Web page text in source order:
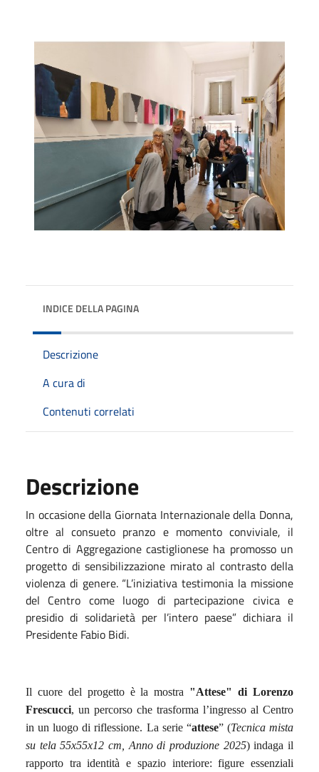
INDICE DELLA PAGINA
Descrizione
A cura di
Contenuti correlati
Descrizione
In occasione della Giornata Internazionale della Donna,
oltre al consueto pranzo e momento conviviale, il
Centro di Aggregazione castiglionese ha promosso un
progetto di sensibilizzazione mirato al contrasto della
violenza di genere. “L’iniziativa testimonia la missione
del Centro come luogo di partecipazione civica e
presidio di solidarietà per l’intero paese” dichiara il
Presidente Fabio Bidi.
Il cuore del progetto è la mostra "Attese" di Lorenzo
Frescucci, un percorso che trasforma l’ingresso al Centro
in un luogo di riflessione. La serie “attese” (Tecnica mista
su tela 55x55x12 cm, Anno di produzione 2025) indaga il
rapporto tra identità e spazio interiore: figure essenziali